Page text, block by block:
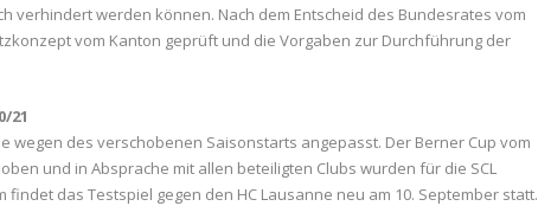
verhindert werden können. Nach dem Entscheid des Bundesrates vom
vom Kanton geprüft und die Vorgaben zur Durchführung der
21
wegen des verschobenen Saisonstarts angepasst. Der Berner Cup vom
und in Absprache mit allen beteiligten Clubs wurden für die SCL
das Testspiel gegen den HC Lausanne neu am 10. September statt.